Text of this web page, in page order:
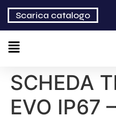
Scarica catalogo
SCHEDA
EVO IP67